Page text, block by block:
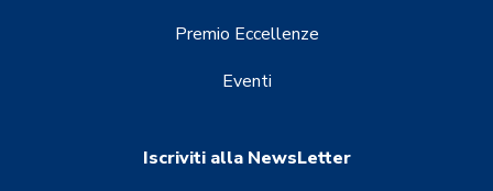
Premio Eccellenze
Eventi
Iscriviti alla NewsLetter